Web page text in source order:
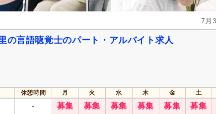
7月
の言語聴覚士のパート・アルバイト求人
休憩時間 月 火 水 木 金
土
- 募集 募集 募集 募集 募集 募集